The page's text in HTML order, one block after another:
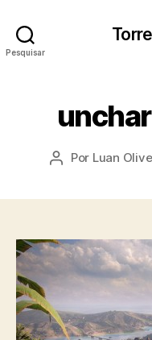
Pesquisar
Autor
Por Luan